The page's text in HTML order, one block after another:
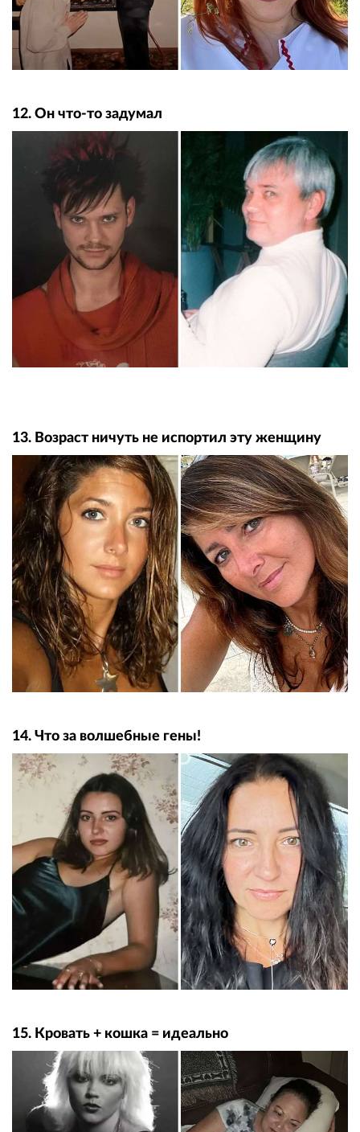
12. Он что-то задумал
13. Возраст ничуть не испортил эту женщину
14. Что за волшебные гены!
15. Кровать + кошка = идеально